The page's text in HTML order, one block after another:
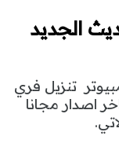
الجديد
تنزيل فري
ماكس التحديث الجديد 2024 اخر اصدار مجانا